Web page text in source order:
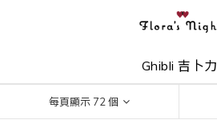
Ghibli 吉卜力
每頁顯示 72 個